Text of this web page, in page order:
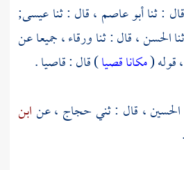
قال : ثناأبو عاصم ، قال : ثناعيسى;
الحسن ،قال : ثناورقاء ،جميعا عن
قوله (مكانا قصيا) قال : قاصيا .
الحسين ، قال : ثنيحجاج ،عنابن